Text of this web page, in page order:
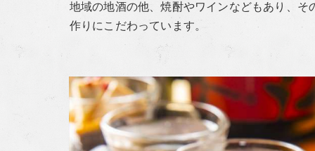
地域の地酒の他、焼酎やワインなどもあり、
作りにこだわっています。